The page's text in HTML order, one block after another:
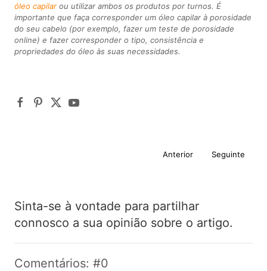
óleo capilar ou utilizar ambos os produtos por turnos. É
importante que faça corresponder um óleo capilar à porosidade
do seu cabelo (por exemplo, fazer um teste de porosidade
online) e fazer corresponder o tipo, consistência e
propriedades do óleo às suas necessidades.
Anterior Seguinte
Sinta-se à vontade para partilhar
connosco a sua opinião sobre o artigo.
Comentários: #0